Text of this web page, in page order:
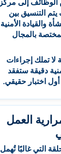
الوظائف إلى مركز
التنسيق بين
والقيادة الأمنية
بالمجال
لا تملك إجراءات
دقيقة ستفقد
أول اختبار حقيقي.
العمل
التي غالبًا تُهمل